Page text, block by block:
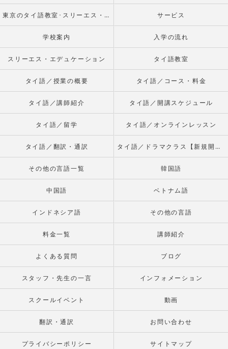
東京のタイ語教室･スリーエス・エデュケーションのお客様の声 サービス
学校案内 入学の流れ
スリーエス・エデュケーション タイ語教室
タイ語／授業の概要 タイ語／コース・料金
タイ語／講師紹介 タイ語／開講スケジュール
タイ語／留学 タイ語／オンラインレッスン
タイ語／翻訳・通訳 タイ語／ドラマクラス【新規開校】
その他の言語一覧 韓国語
中国語 ベトナム語
インドネシア語 その他の言語
料金一覧 講師紹介
よくある質問 ブログ
スタッフ・先生の一言 インフォメーション
スクールイベント 動画
翻訳・通訳 お問い合わせ
プライバシーポリシー サイトマップ